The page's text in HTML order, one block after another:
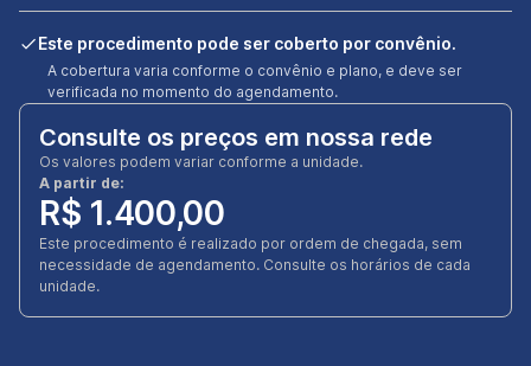
Este procedimento pode ser coberto por convênio.
A cobertura varia conforme o convênio e plano, e deve ser
verificada no momento do agendamento.
Consulte os preços em nossa rede
Os valores podem variar conforme a unidade.
A partir de:
R$ 1.400,00
Este procedimento é realizado por ordem de chegada, sem
necessidade de agendamento. Consulte os horários de cada
unidade.